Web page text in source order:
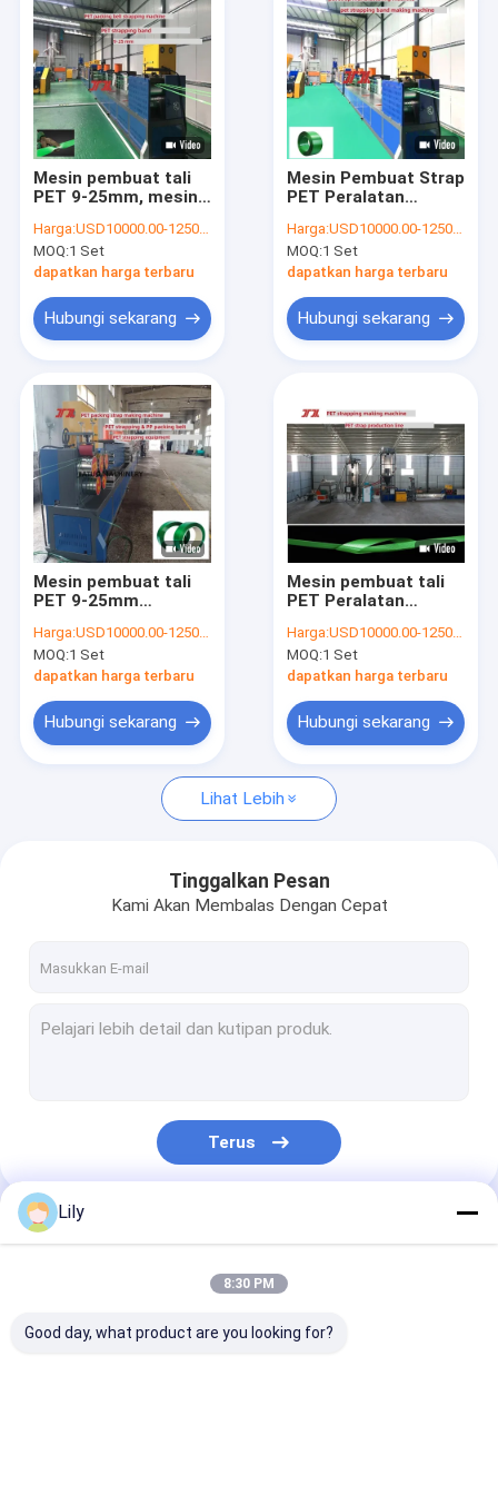
Produk
Pertunjukan VR
Tentang Kami
Tur Pabrik
Hubungi Kami
Berita
Mesin Pembuat Tali PET
Garis Ekstrusi Pita Tali PP
Tali Kemasan PET
Sabuk Pengepakan PP
Mesin pembuat tali
PET 9-25mm, mesin
dengan serpihan
botol PET 100%
Harga:USD10000.00-125000.00
MOQ:1 Set
dapatkan harga terbaru
Hubungi sekarang
Mesin Pembuat Strap
PET Peralatan
Otomatis dengan
Kemampuan
Peregangan
Harga:USD10000.00-125000.00
MOQ:1 Set
dapatkan harga terbaru
Hubungi sekarang
Mesin pembuat tali
PET 9-25mm
plastik PET untuk
kekuatan tarik tinggi
Harga:USD10000.00-125000.00
MOQ:1 Set
dapatkan harga terbaru
Hubungi sekarang
Mesin pembuat tali
PET Peralatan
PET dengan output
ekstrusi 200-
600KG/Jam
Harga:USD10000.00-125000.00
MOQ:1 Set
dapatkan harga terbaru
Hubungi sekarang
Lihat Lebih
Tinggalkan Pesan
Kami Akan Membalas Dengan Cepat
Terus
Kategori Kami
Lily
8:30 PM
Good day, what product are you looking for?